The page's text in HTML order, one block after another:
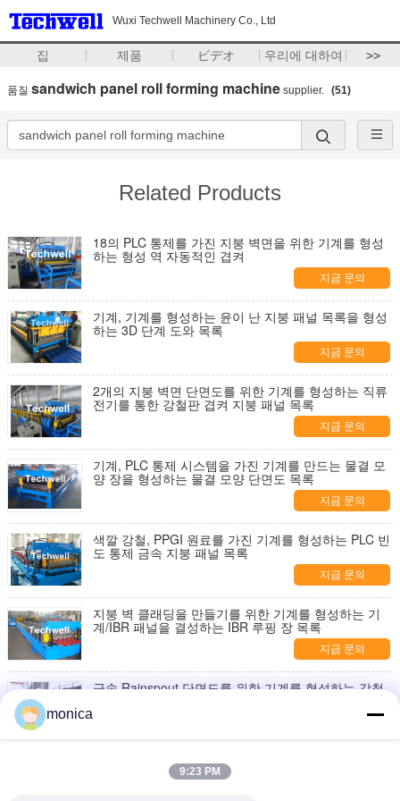
Wuxi Techwell Machinery Co., Ltd
집 제품 ビデオ 우리에 대하여 >>
품질 sandwich panel roll forming machine supplier. (51)
Related Products
18의 PLC 통제를 가진 지붕 벽면을 위한 기계를 형성
하는 형성 역 자동적인 겹켜
지금 문의
기계, 기계를 형성하는 윤이 난 지붕 패널 목록을 형성
하는 3D 단계 도와 목록
지금 문의
2개의 지붕 벽면 단면도를 위한 기계를 형성하는 직류
전기를 통한 강철판 겹켜 지붕 패널 목록
지금 문의
기계, PLC 통제 시스템을 가진 기계를 만드는 물결 모
양 장을 형성하는 물결 모양 단면도 목록
지금 문의
색깔 강철, PPGI 원료를 가진 기계를 형성하는 PLC 빈
도 통제 금속 지붕 패널 목록
지금 문의
지붕 벽 클래딩을 만들기를 위한 기계를 형성하는 기
계/IBR 패널을 결성하는 IBR 루핑 장 목록
지금 문의
금속 Rainspout 단면도를 위한 기계를 형성하는 강철
3" * 4" 빗물 Downpipe, 수관을 위한 기계를 형성하는
Rainspout 직사각형 목록
monica
9:23 PM